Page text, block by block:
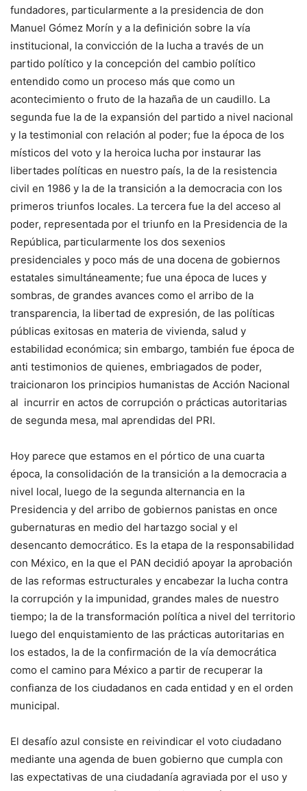
fundadores, particularmente a la presidencia de don
Manuel Gómez Morín y a la definición sobre la vía
institucional, la convicción de la lucha a través de un
partido político y la concepción del cambio político
entendido como un proceso más que como un
acontecimiento o fruto de la hazaña de un caudillo. La
segunda fue la de la expansión del partido a nivel nacional
y la testimonial con relación al poder; fue la época de los
místicos del voto y la heroica lucha por instaurar las
libertades políticas en nuestro país, la de la resistencia
civil en 1986 y la de la transición a la democracia con los
primeros triunfos locales. La tercera fue la del acceso al
poder, representada por el triunfo en la Presidencia de la
República, particularmente los dos sexenios
presidenciales y poco más de una docena de gobiernos
estatales simultáneamente; fue una época de luces y
sombras, de grandes avances como el arribo de la
transparencia, la libertad de expresión, de las políticas
públicas exitosas en materia de vivienda, salud y
estabilidad económica; sin embargo, también fue época de
anti testimonios de quienes, embriagados de poder,
traicionaron los principios humanistas de Acción Nacional
al incurrir en actos de corrupción o prácticas autoritarias
de segunda mesa, mal aprendidas del PRI.
Hoy parece que estamos en el pórtico de una cuarta
época, la consolidación de la transición a la democracia a
nivel local, luego de la segunda alternancia en la
Presidencia y del arribo de gobiernos panistas en once
gubernaturas en medio del hartazgo social y el
desencanto democrático. Es la etapa de la responsabilidad
con México, en la que el PAN decidió apoyar la aprobación
de las reformas estructurales y encabezar la lucha contra
la corrupción y la impunidad, grandes males de nuestro
tiempo; la de la transformación política a nivel del territorio
luego del enquistamiento de las prácticas autoritarias en
los estados, la de la confirmación de la vía democrática
como el camino para México a partir de recuperar la
confianza de los ciudadanos en cada entidad y en el orden
municipal.
El desafío azul consiste en reivindicar el voto ciudadano
mediante una agenda de buen gobierno que cumpla con
las expectativas de una ciudadanía agraviada por el uso y